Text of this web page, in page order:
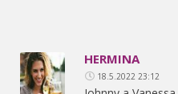
HERMINA
18.5.2022 23:12